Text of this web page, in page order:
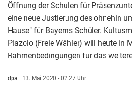
Öffnung der Schulen für
eine neue Justierung des ohnehin
Hause" für Bayerns Schüler.
Piazolo (Freie Wähler) will heute in
Rahmenbedingungen für das
dpa | 13. Mai 2020 - 02:27 Uhr